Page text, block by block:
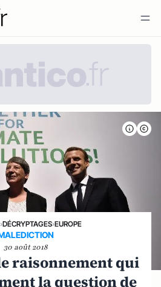
›DÉCRYPTAGES›EUROPE
30 août 2018
raisonnement qui
la question de